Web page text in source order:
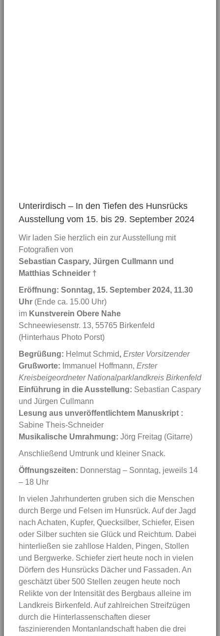
Unterirdisch – In den Tiefen des Hunsrücks
Ausstellung vom 15. bis 29. September 2024
Wir laden Sie herzlich ein zur Ausstellung mit
Fotografien von
Sebastian Caspary, Jürgen Cullmann und
Matthias Schneider †
Eröffnung: Sonntag, 15. September 2024, 11.30
Uhr (Ende ca. 15.00 Uhr)
im Kunstverein Obere Nahe
Schneewiesenstr. 13, 55765 Birkenfeld
(Hinterhaus Photo Porst)
Begrüßung: Helmut Schmid, Erster Vorsitzender
Grußworte: Immanuel Hoffmann, Erster
Kreisbeigeordneter Nationalparklandkreis Birkenfeld
Einführung in die Ausstellung: Sebastian Caspary
und Jürgen Cullmann
Lesung aus unveröffentlichtem Manuskript :
Sabine Theis-Schneider
Musikalische Umrahmung: Jörg Freitag (Gitarre)
Anschließend Umtrunk und kleiner Snack.
Öffnungszeiten: Donnerstag – Sonntag, jeweils 14
– 18 Uhr
In vielen Jahrhunderten gruben sich die Menschen
durch Berge und Felsen im Hunsrück. Auf der Jagd
nach Achaten, Kupfer, Quecksilber, Schiefer, Eisen
oder Silber suchten sie Glück und Reichtum. Dabei
hinterließen sie zahllose Halden, Pingen, Stollen
und Bergwerke. Schiefer ziert heute noch in vielen
Dörfern des Hunsrücks Dächer und Fassaden. An
geschätzt über 500 Stellen zeugen heute noch
Relikte von der Intensität des Bergbaus alleine im
Landkreis Birkenfeld. Auf zahlreichen Streifzügen
durch die Hinterlassenschaften dieser
faszinierenden Montanlandschaft haben die drei